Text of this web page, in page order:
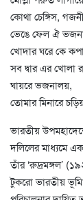
কোথা চেঙ্গিস,
ভেঙে ফেল ঐ
খোদার ঘরে কে
সব দ্বার এর খোলা
ঘায়রে ভজনালয়,
তোমার মিনারে
ভারতীয়
দলিলের মাধ্যমে
তাঁর ‘রুদ্রমঙ্গল’
টুকরো ভারতীয় ভূমিও